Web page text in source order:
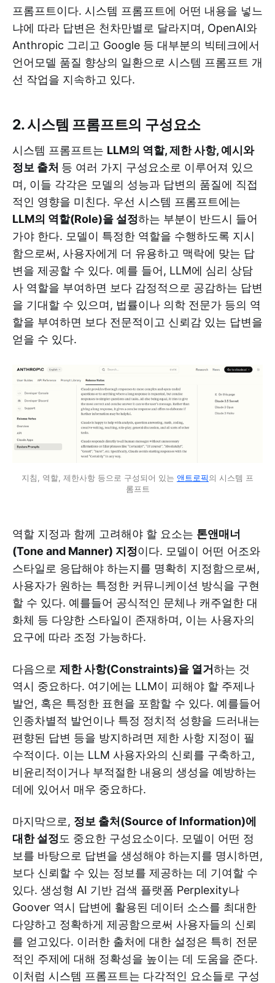
프롬프트이다. 시스템 프롬프트에 어떤 내용을 넣느
냐에 따라 답변은 천차만별로 달라지며, OpenAI와
Anthropic 그리고 Google 등 대부분의 빅테크에서
언어모델 품질 향상의 일환으로 시스템 프롬프트 개
선 작업을 지속하고 있다.
2. 시스템 프롬프트의 구성요소
시스템 프롬프트는 LLM의 역할, 제한 사항, 예시와
정보 출처 등 여러 가지 구성요소로 이루어져 있으
며, 이들 각각은 모델의 성능과 답변의 품질에 직접
적인 영향을 미친다. 우선 시스템 프롬프트에는
LLM의 역할(Role)을 설정하는 부분이 반드시 들어
가야 한다. 모델이 특정한 역할을 수행하도록 지시
함으로써, 사용자에게 더 유용하고 맥락에 맞는 답
변을 제공할 수 있다. 예를 들어, LLM에 심리 상담
사 역할을 부여하면 보다 감정적으로 공감하는 답변
을 기대할 수 있으며, 법률이나 의학 전문가 등의 역
할을 부여하면 보다 전문적이고 신뢰감 있는 답변을
얻을 수 있다.
지침, 역할, 제한사항 등으로 구성되어 있는 앤트로픽의 시스템 프
롬프트
역할 지정과 함께 고려해야 할 요소는 톤앤매너
(Tone and Manner) 지정이다. 모델이 어떤 어조와
스타일로 응답해야 하는지를 명확히 지정함으로써,
사용자가 원하는 특정한 커뮤니케이션 방식을 구현
할 수 있다. 예를들어 공식적인 문체나 캐주얼한 대
화체 등 다양한 스타일이 존재하며, 이는 사용자의
요구에 따라 조정 가능하다.
다음으로 제한 사항(Constraints)을 열거하는 것
역시 중요하다. 여기에는 LLM이 피해야 할 주제나
발언, 혹은 특정한 표현을 포함할 수 있다. 예를들어
인종차별적 발언이나 특정 정치적 성향을 드러내는
편향된 답변 등을 방지하려면 제한 사항 지정이 필
수적이다. 이는 LLM 사용자와의 신뢰를 구축하고,
비윤리적이거나 부적절한 내용의 생성을 예방하는
데에 있어서 매우 중요하다.
마지막으로, 정보 출처(Source of Information)에
대한 설정 도 중요한 구성요소이다. 모델이 어떤 정
보를 바탕으로 답변을 생성해야 하는지를 명시하면,
보다 신뢰할 수 있는 정보를 제공하는 데 기여할 수
있다. 생성형 AI 기반 검색 플랫폼 Perplexity나
Goover 역시 답변에 활용된 데이터 소스를 최대한
다양하고 정확하게 제공함으로써 사용자들의 신뢰
를 얻고있다. 이러한 출처에 대한 설정은 특히 전문
적인 주제에 대해 정확성을 높이는 데 도움을 준다.
이처럼 시스템 프롬프트는 다각적인 요소들로 구성